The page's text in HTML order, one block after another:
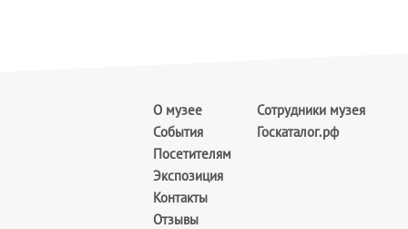
О музее
События
Посетителям
Экспозиция
Контакты
Отзывы
Сотрудники музея
Госкаталог.рф